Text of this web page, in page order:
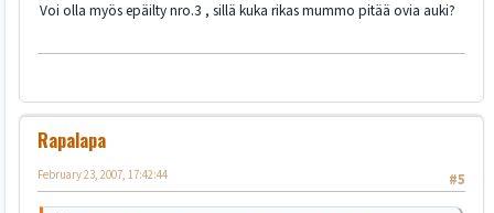
Voi olla myös epäilty nro.3 , sillä kuka rikas mummo pitää ovia auki?
Rapalapa
#5
February 23, 2007, 17:42:44